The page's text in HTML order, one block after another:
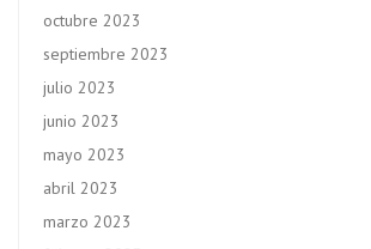
octubre 2023
septiembre 2023
julio 2023
junio 2023
mayo 2023
abril 2023
marzo 2023